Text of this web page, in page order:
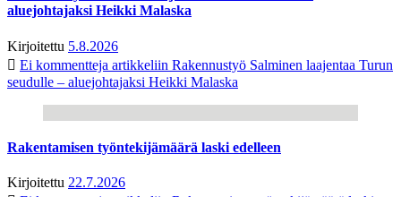
aluejohtajaksi Heikki Malaska
Kirjoitettu 5.8.2026
Ei kommentteja artikkeliin Rakennustyö Salminen laajentaa Turun
seudulle – aluejohtajaksi Heikki Malaska
Rakentamisen työntekijämäärä laski edelleen
Kirjoitettu 22.7.2026